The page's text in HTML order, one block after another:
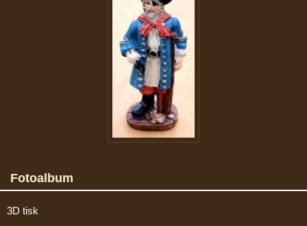
Fotoalbum
3D tisk